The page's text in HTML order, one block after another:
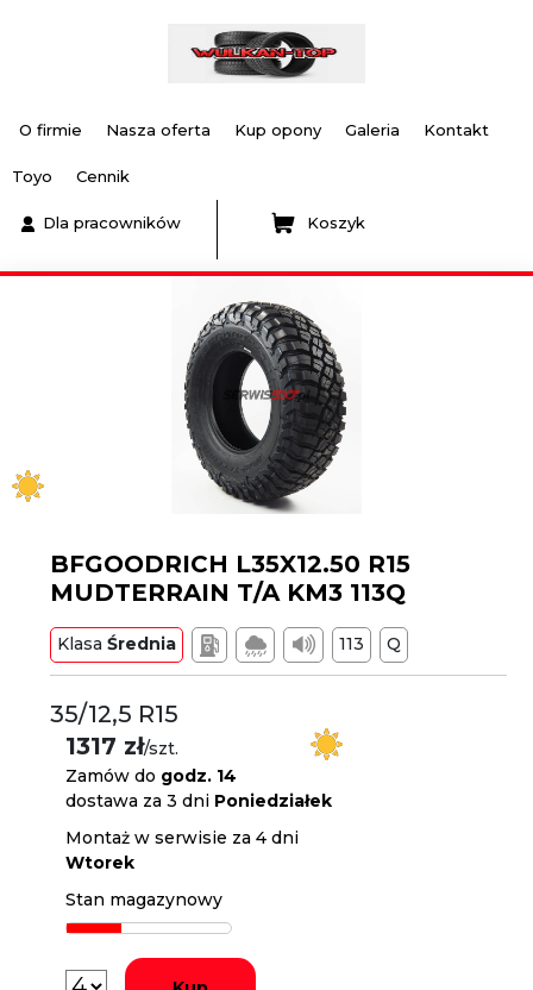
O firmie Nasza oferta Kup opony Galeria Kontakt
Toyo Cennik
Dla pracowników Koszyk
BFGOODRICH L35X12.50 R15
MUDTERRAIN T/A KM3 113Q
KlasaŚrednia 113 Q
35/12,5 R15
1317 zł/szt.
Zamów do godz. 14
dostawa za 3 dni Poniedziałek
Montaż w serwisie za 4 dni
Wtorek
Stan magazynowy